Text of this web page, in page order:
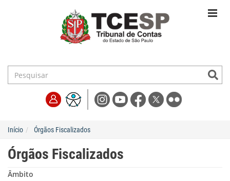
Início Órgãos Fiscalizados
Órgãos Fiscalizados
Âmbito